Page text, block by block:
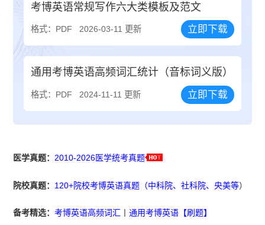
考博英语常规写作六大类模板及范文
格式：PDF 2026-03-11 更新 立即下载
通用考博英语高频词汇统计（音标词义版）
格式：PDF 2024-11-11 更新 立即下载
医学真题： 2010-2026医学统考真题
院校真题： 120+院校考博英语真题（中科院、社科院、央美等）
备考精选：考博英语高频词汇 丨通用考博英语【刷题】